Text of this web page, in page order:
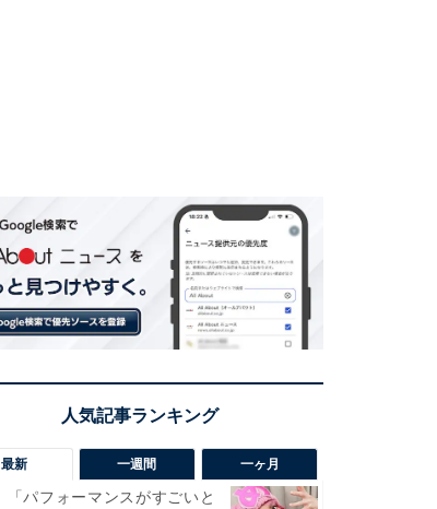
最新 一週間 一ヶ月
「パフォーマンスがすごいと